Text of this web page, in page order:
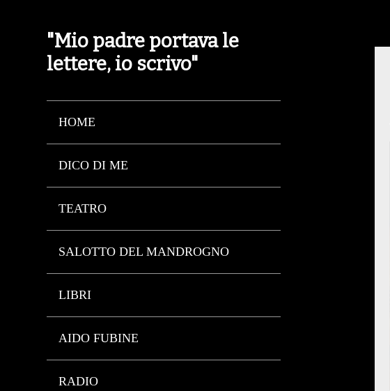
"Mio padre portava le
lettere, io scrivo"
HOME
DICO DI ME
TEATRO
SALOTTO DEL MANDROGNO
LIBRI
AIDO FUBINE
RADIO